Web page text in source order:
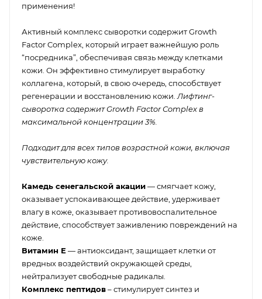
применения!
Активный комплекс сыворотки содержит Growth
Factor Complex, который играет важнейшую роль
“посредника”, обеспечивая связь между клетками
кожи. Он эффективно стимулирует выработку
коллагена, который, в свою очередь, способствует
регенерации и восстановлению кожи. Лифтинг-
сыворотка содержит Growth Factor Complex в
максимальной концентрации 3%.
Подходит для всех типов возрастной кожи, включая
чувствительную кожу.
Камедь сенегальской акации— смягчает кожу,
оказывает успокаивающее действие, удерживает
влагу в коже, оказывает противовоспалительное
действие, способствует заживлению повреждений на
коже.
Витамин Е— антиоксидант, защищает клетки от
вредных воздействий окружающей среды,
нейтрализует свободные радикалы.
Комплекс пептидов– стимулирует синтез и